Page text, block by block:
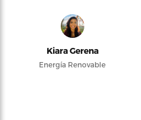
Kiara Gerena
Energía Renovable